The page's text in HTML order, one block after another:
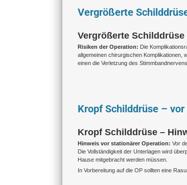
Vergrößerte
Vergrößerte
Risiken der Operation: Die
allgemeinen chirurgischen Komplikationen,
einen die Verletzung des
Kropf Schilddrüse –
Kropf Schilddrüse –
Hinweis vor stationärer Operation: Vor
Die Vollständigkeit der Unterlagen wird
Hause mitgebracht werden müssen.
In Vorbereitung auf die OP sollten eine